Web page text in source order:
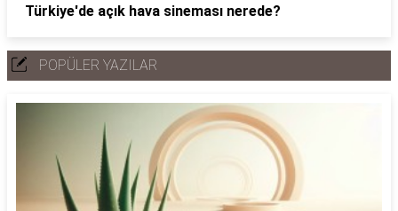
Türkiye'de açık hava sineması nerede?
POPÜLER YAZILAR